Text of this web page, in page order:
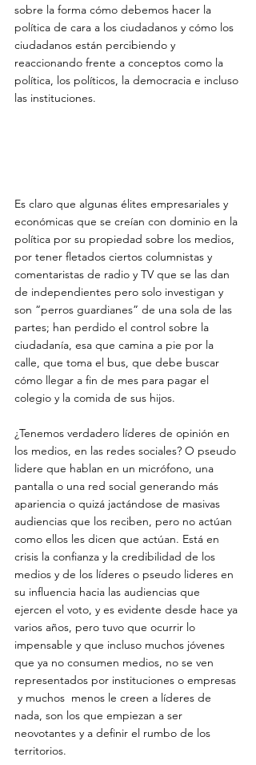
sobre la forma cómo debemos hacer la
política de cara a los ciudadanos y cómo los
ciudadanos están percibiendo y
reaccionando frente a conceptos como la
política, los políticos, la democracia e incluso
las instituciones.
Es claro que algunas élites empresariales y
económicas que se creían con dominio en la
política por su propiedad sobre los medios,
por tener fletados ciertos columnistas y
comentaristas de radio y TV que se las dan
de independientes pero solo investigan y
son “perros guardianes” de una sola de las
partes; han perdido el control sobre la
ciudadanía, esa que camina a pie por la
calle, que toma el bus, que debe buscar
cómo llegar a fin de mes para pagar el
colegio y la comida de sus hijos.
¿Tenemos verdadero líderes de opinión en
los medios, en las redes sociales? O pseudo
lidere que hablan en un micrófono, una
pantalla o una red social generando más
apariencia o quizá jactándose de masivas
audiencias que los reciben, pero no actúan
como ellos les dicen que actúan. Está en
crisis la confianza y la credibilidad de los
medios y de los líderes o pseudo lideres en
su influencia hacia las audiencias que
ejercen el voto, y es evidente desde hace ya
varios años, pero tuvo que ocurrir lo
impensable y que incluso muchos jóvenes
que ya no consumen medios, no se ven
representados por instituciones o empresas
y muchos  menos le creen a líderes de
nada, son los que empiezan a ser
neovotantes y a definir el rumbo de los
territorios.